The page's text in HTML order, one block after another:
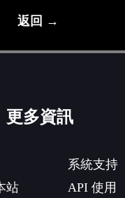
返回 →
更多資訊
站
系統支持
API 使用